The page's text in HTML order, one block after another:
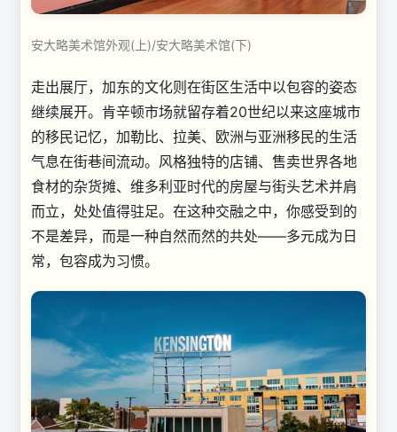
安大略美术馆外观(上)/安大略美术馆(下)
走出展厅，加东的文化则在街区生活中以包容的姿态
继续展开。肯辛顿市场就留存着20世纪以来这座城市
的移民记忆，加勒比、拉美、欧洲与亚洲移民的生活
气息在街巷间流动。风格独特的店铺、售卖世界各地
食材的杂货摊、维多利亚时代的房屋与街头艺术并肩
而立，处处值得驻足。在这种交融之中，你感受到的
不是差异，而是一种自然而然的共处——多元成为日
常，包容成为习惯。